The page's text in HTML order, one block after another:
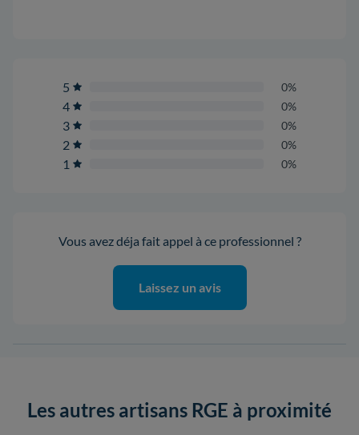
5 0%
4 0%
3 0%
2 0%
1 0%
Vous avez déja fait appel à ce professionnel ?
Laissez un avis
Les autres artisans RGE à proximité